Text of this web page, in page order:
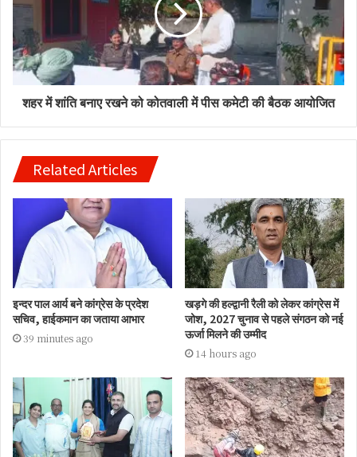
शहर में शांति बनाए रखने को कोतवाली में पीस कमेटी की बैठक आयोजित
Related Articles
इन्दर पाल आर्य बने कांग्रेस के प्रदेश
सचिव, हाईकमान का जताया आभार
39 minutes ago
खड़गे की हल्द्वानी रैली को लेकर कांग्रेस में
जोश, 2027 चुनाव से पहले संगठन को नई
ऊर्जा मिलने की उम्मीद
14 hours ago